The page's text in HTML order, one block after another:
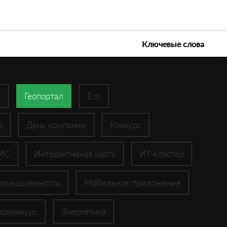
Ключевые слова
Геопортал Esri
День компании Конкурс
Интерактивная карта ИТ-кластер
Мобильное приложение
Энергетика